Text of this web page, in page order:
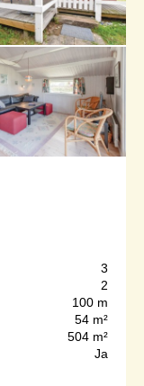
3
2
100 m
54 m²
504 m²
Ja